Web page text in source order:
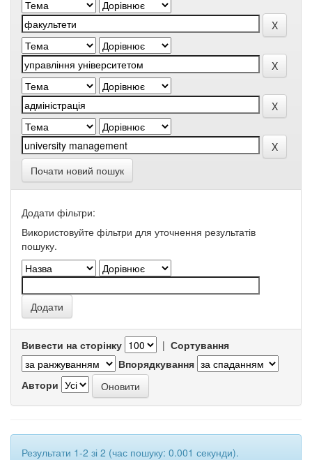
Почати новий пошук
Додати фільтри:
Використовуйте фільтри для уточнення результатів
пошуку.
Вивести на сторінку | Сортування
Впорядкування
Автори
Результати 1-2 зі 2 (час пошуку: 0.001 секунди).